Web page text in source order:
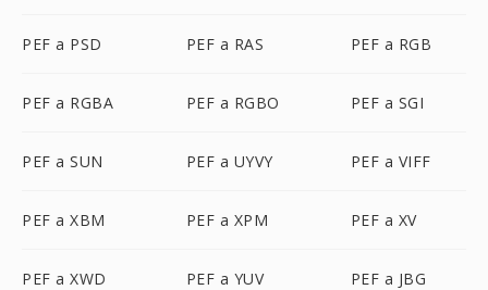
PEF a PSD PEF a RAS PEF a RGB
PEF a RGBA PEF a RGBO PEF a SGI
PEF a SUN PEF a UYVY PEF a VIFF
PEF a XBM PEF a XPM PEF a XV
PEF a XWD PEF a YUV PEF a JBG